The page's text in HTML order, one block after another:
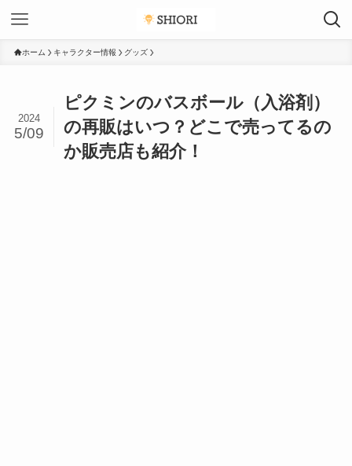
ホーム キャラクター情報 グッズ
ピクミンのバスボール（入浴剤）
の再販はいつ？どこで売ってるの
か販売店も紹介！
2024
5/09